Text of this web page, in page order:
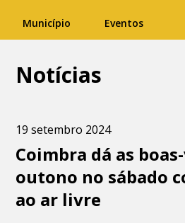
Município Eventos
Notícias
19 setembro 2024
Coimbra dá as
outono no sábado
ao ar livre